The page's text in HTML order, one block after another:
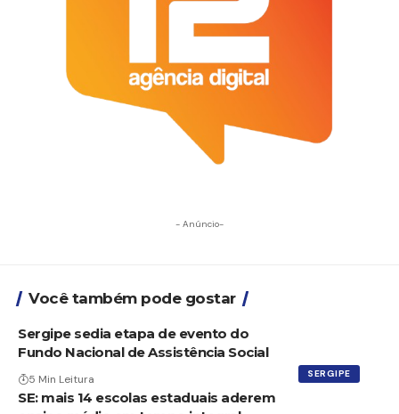
- Anúncio-
Você também pode gostar
SERGIPE
Sergipe sedia etapa de evento do
Fundo Nacional de Assistência Social
5 Min Leitura
SE: mais 14 escolas estaduais aderem